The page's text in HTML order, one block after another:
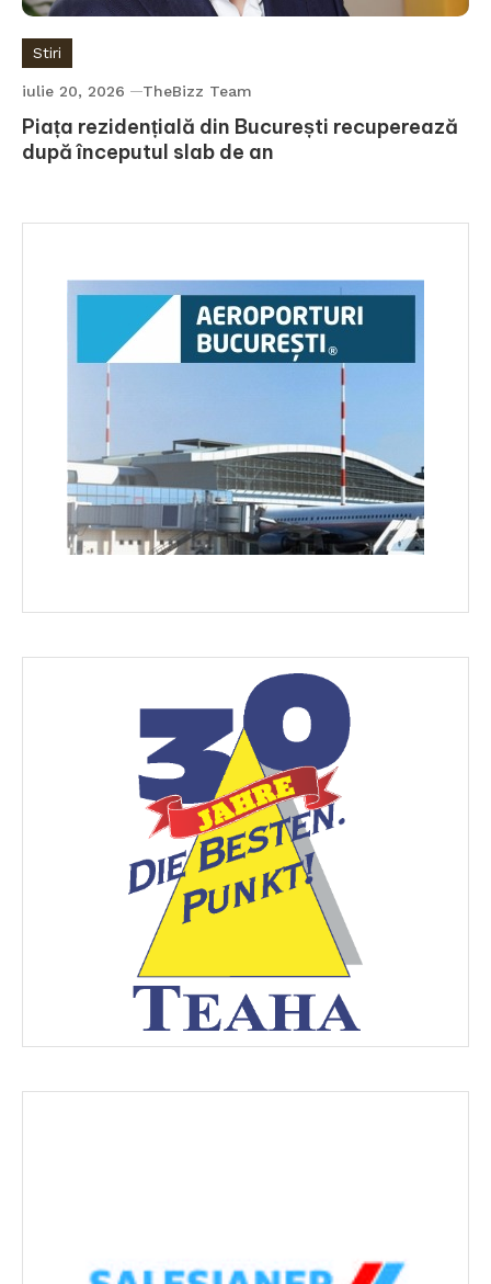
Stiri
iulie 20, 2026 TheBizz Team
Piața rezidențială din București recuperează
după începutul slab de an